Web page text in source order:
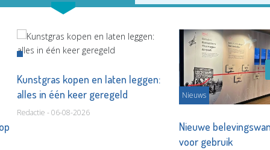
Kunstgras kopen en laten leggen:
alles in één keer geregeld
Redactie - 06-08-2026
Nieuws
Nieuwe
voor gebruik